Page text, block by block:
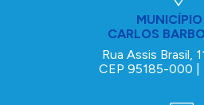
MUNICÍPIO
CARLOS
Rua Assis Brasil,
CEP 95185-000 |